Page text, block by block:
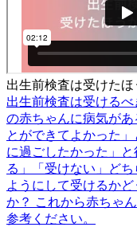
出生前検査は受けたほ
出生前検査は受ける
の赤ちゃんに病気が
とができてよかった
に過ごしたかった」
る」「受けない」ど
ようにして受けるか
か？ これから赤ちゃ
参考ください。